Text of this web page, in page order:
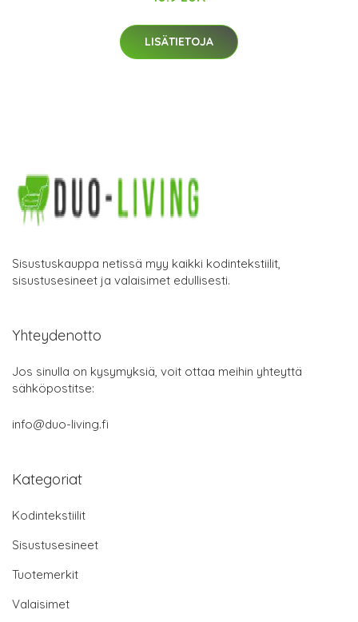
LISÄTIETOJA
Sisustuskauppa netissä myy kaikki kodintekstiilit,
sisustusesineet ja valaisimet edullisesti.
Yhteydenotto
Jos sinulla on kysymyksiä, voit ottaa meihin yhteyttä
sähköpostitse:
info@duo-living.fi
Kategoriat
Kodintekstiilit
Sisustusesineet
Tuotemerkit
Valaisimet